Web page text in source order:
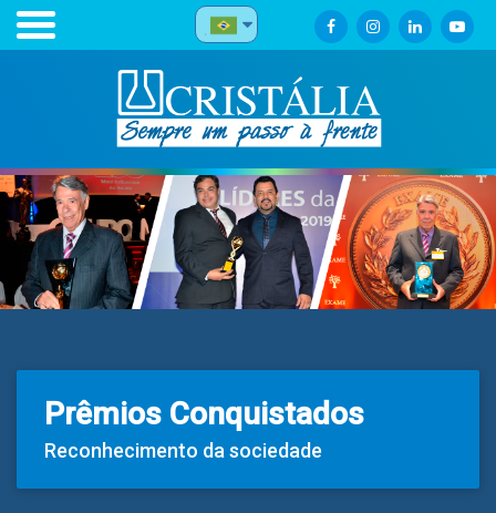
Prêmios Conquistados
Reconhecimento da sociedade